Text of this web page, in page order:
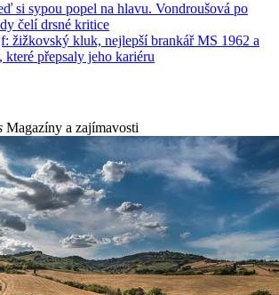
si sypou popel na hlavu. Vondroušová po
čelí drsné kritice
žižkovský kluk, nejlepší brankář MS 1962 a
přepsaly jeho kariéru
Magazíny a zajímavosti